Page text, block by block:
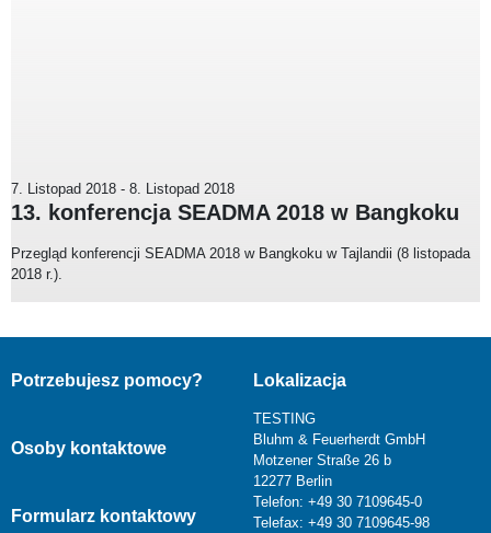
7. Listopad 2018 - 8. Listopad 2018
13. konferencja SEADMA 2018 w Bangkoku
Przegląd konferencji SEADMA 2018 w Bangkoku w Tajlandii (8 listopada
2018 r.).
Potrzebujesz pomocy?
Osoby kontaktowe
Formularz kontaktowy
Lokalizacja
TESTING
Bluhm & Feuerherdt GmbH
Motzener Straße 26 b
12277 Berlin
Telefon: +49 30 7109645-0
Telefax: +49 30 7109645-98